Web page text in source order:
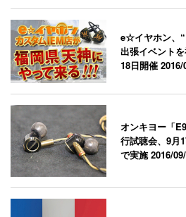
e☆イヤホン、
出張イベント
18日開催2016/
オンキヨー「
行試聴会、9月
で実施2016/